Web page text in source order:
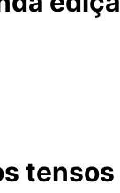
tensos